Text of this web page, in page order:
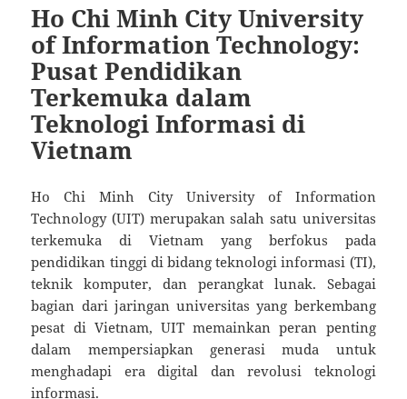
Ho Chi Minh City University
of Information Technology:
Pusat Pendidikan
Terkemuka dalam
Teknologi Informasi di
Vietnam
Ho Chi Minh City University of Information
Technology (UIT) merupakan salah satu universitas
terkemuka di Vietnam yang berfokus pada
pendidikan tinggi di bidang teknologi informasi (TI),
teknik komputer, dan perangkat lunak. Sebagai
bagian dari jaringan universitas yang berkembang
pesat di Vietnam, UIT memainkan peran penting
dalam mempersiapkan generasi muda untuk
menghadapi era digital dan revolusi teknologi
informasi.